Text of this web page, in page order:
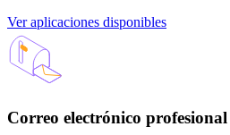
Ver aplicaciones disponibles
Correo electrónico profesional